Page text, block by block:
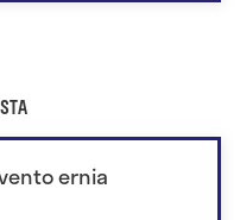
ernia